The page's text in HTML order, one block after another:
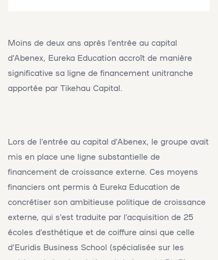
Moins de deux ans après l’entrée au capital
d’Abenex, Eureka Education accroît de manière
significative sa ligne de financement unitranche
apportée par Tikehau Capital.
Lors de l’entrée au capital d’Abenex, le groupe avait
mis en place une ligne substantielle de
financement de croissance externe. Ces moyens
financiers ont permis à Eureka Education de
concrétiser son ambitieuse politique de croissance
externe, qui s’est traduite par l’acquisition de 25
écoles d’esthétique et de coiffure ainsi que celle
d’Euridis Business School (spécialisée sur les